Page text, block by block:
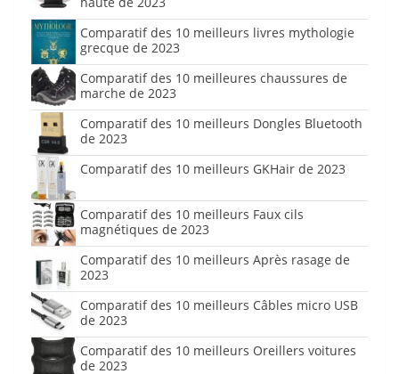
Comparatif des 10 meilleurs livres mythologie
grecque de 2023
Comparatif des 10 meilleures chaussures de
marche de 2023
Comparatif des 10 meilleurs Dongles Bluetooth
de 2023
Comparatif des 10 meilleurs GKHair de 2023
Comparatif des 10 meilleurs Faux cils
magnétiques de 2023
Comparatif des 10 meilleurs Après rasage de
2023
Comparatif des 10 meilleurs Câbles micro USB
de 2023
Comparatif des 10 meilleurs Oreillers voitures
de 2023